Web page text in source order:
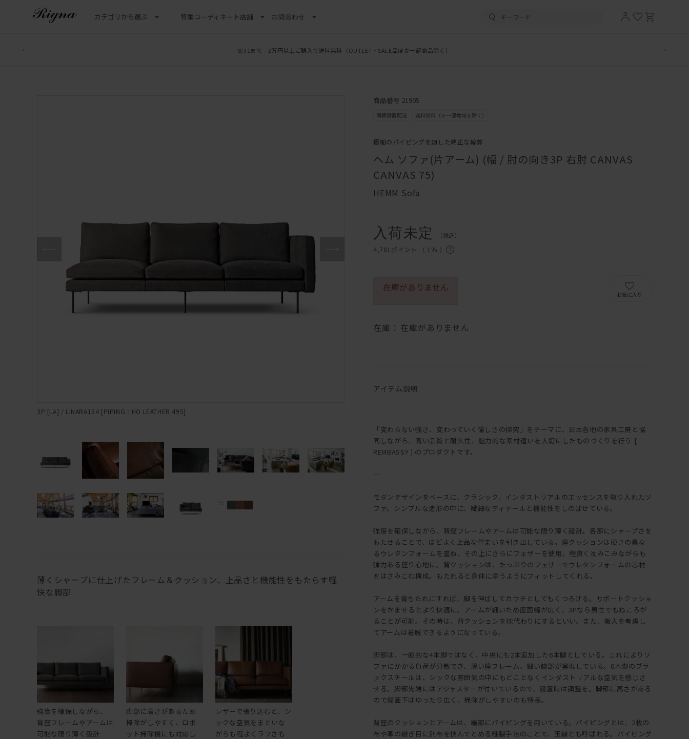
カテゴリから選ぶ 特集コーディネート店舗 お問合わせ
8/31まで 2万円以上ご購入で送料無料 （OUTLET・SALE品ほか一部商品除く）
3P [LA] / LINARA154 [PIPING：HO LEATHER 495]
薄くシャープに仕上げたフレーム＆クッション、上品さと機能性をもたらす軽
快な脚部
強度を確保しながら、
背座フレームやアームは
可能な限り薄く設計
脚部に高さがあるため
掃除がしやすく、ロボ
ット掃除機にも対応し
レザーで張り込むと、シ
ックな空気をまといな
がらも程よくラフさも
商品番号 21905
極細のパイピングを廻した端正な輪郭
ヘム ソファ(片アーム) (幅 / 肘の向き3P 右肘 CANVAS
CANVAS 75)
HEMM Sofa
入荷未定 （税込）
4,701ポイント （ 1％ ）
在庫： 在庫がありません
在庫がありません
お気に入り
アイテム説明
「変わらない強さ、変わっていく愉しさの探究」をテーマに、日本各地の家具工房と協
同しながら、高い品質と耐久性、魅力的な素材遣いを大切にしたものづくりを行う [
REMBASSY ] のプロダクトです。
モダンデザインをベースに、クラシック、インダストリアルのエッセンスを取り入れたソ
ファ。シンプルな造形の中に、繊細なディテールと機能性をしのばせている。
強度を確保しながら、背座フレームやアームは可能な限り薄く設計。各部にシャープさを
もたせることで、ほどよく上品な佇まいを引き出している。座クッションは硬さの異な
るウレタンフォームを重ね、その上にさらにフェザーを使用。程良く沈みこみながらも
弾力ある座り心地に。背クッションは、たっぷりのフェザーでウレタンフォームの芯材
をはさみこむ構成。もたれると身体に添うようにフィットしてくれる。
アームを背もたれにすれば、脚を伸ばしてカウチとしてもくつろげる。サポートクッショ
ンをかませるとより快適に。アームが細いため座面幅が広く、3Pなら男性でもねころが
ることが可能。その時は、背クッションを枕代わりにするといい。また、搬入を考慮し
てアームは着脱できるようになっている。
脚部は、一般的な4本脚ではなく、中央にも2本追加した6本脚としている。これによりソ
ファにかかる負荷が分散でき、薄い座フレーム、細い脚部が実現している。6本脚のブラ
ックスチールは、シックな雰囲気の中にもどことなくインダストリアルな空気を感じさ
せる。脚部先端にはアジャスターが付いているので、設置時は調整を。脚部に高さがある
ので座面下はゆったり広く、掃除がしやすいのも特長。
背座のクッションとアームは、端部にパイピングを用いている。パイピングとは、2枚の
布や革の継ぎ目に別布を挟んでとめる縫製手法のことで、玉縁とも呼ばれる。パイピング